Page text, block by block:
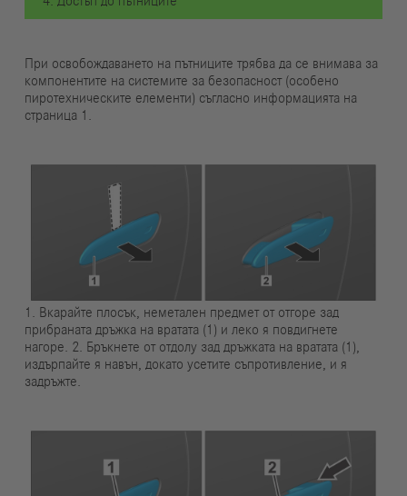
При освобождаването на пътниците трябва да се внимава за
компонентите на системите за безопасност (особено
пиротехническите елементи) съгласно информацията на
страница 1.
1. Вкарайте плосък, неметален предмет от отгоре зад
прибраната дръжка на вратата (1) и леко я повдигнете
нагоре. 2. Бръкнете от отдолу зад дръжката на вратата (1),
издърпайте я навън, докато усетите съпротивление, и я
задръжте.